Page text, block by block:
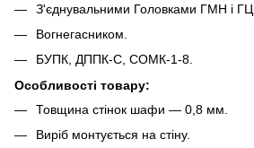
З'єднувальними Головками ГМН і
Вогнегасником.
БУПК, ДППК-С, СОМК-1-8.
Особливості товару:
Товщина стінок шафи ― 0,8 мм.
Виріб монтується на стіну.